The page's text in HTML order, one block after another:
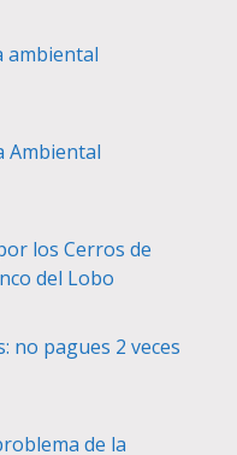
ambiental
Ambiental
los Cerros de
del Lobo
no pagues 2 veces
de la